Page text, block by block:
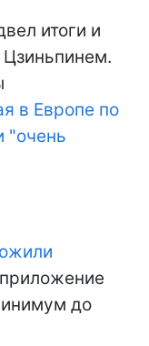
итоги и
в Европе по
"очень
до